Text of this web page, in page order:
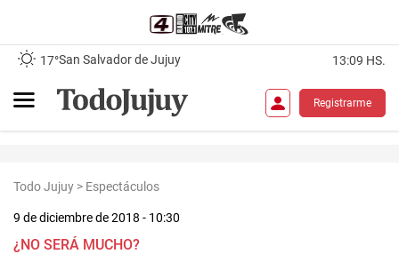
17°San Salvador de Jujuy 13:09 HS.
Registrarme
Todo Jujuy > Espectáculos
9 de diciembre de 2018 - 10:30
¿NO SERÁ MUCHO?